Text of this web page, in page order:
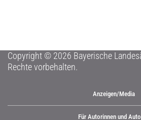
Copyright © 2026 Bayerische
Rechte vorbehalten.
Anzeigen/Media
Für Autorinnen und